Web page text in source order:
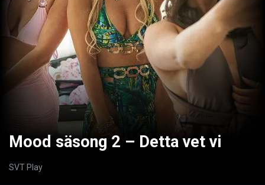
Mood säsong 2 – Detta vet vi
SVT Play